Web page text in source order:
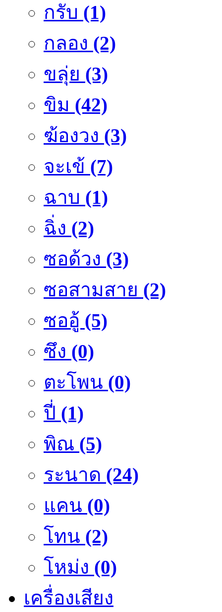
กรับ (1)
กลอง (2)
ขลุ่ย (3)
ขิม (42)
ฆ้องวง (3)
จะเข้ (7)
ฉาบ (1)
ฉิ่ง (2)
ซอด้วง (3)
ซอสามสาย (2)
ซออู้ (5)
ซึง (0)
ตะโพน (0)
ปี่ (1)
พิณ (5)
ระนาด (24)
แคน (0)
โทน (2)
โหม่ง (0)
เครื่องเสียง